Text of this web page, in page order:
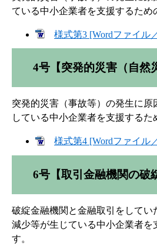
ている中小企業者を支援するため
様式第3 [Wordファイル
4号【突発的災害（自然
突発的災害（事故等）の発生に原
している中小企業者を支援するた
様式第4 [Wordファイル
6号【取引金融機関の破
破綻金融機関と金融取引をしてい
減少等が生じている中小企業者を
す。